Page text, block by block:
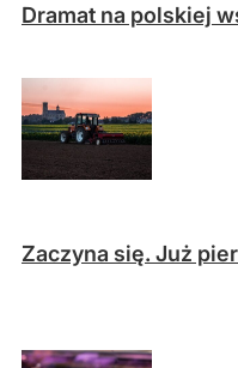
Dramat na polskiej
Zaczyna się. Już